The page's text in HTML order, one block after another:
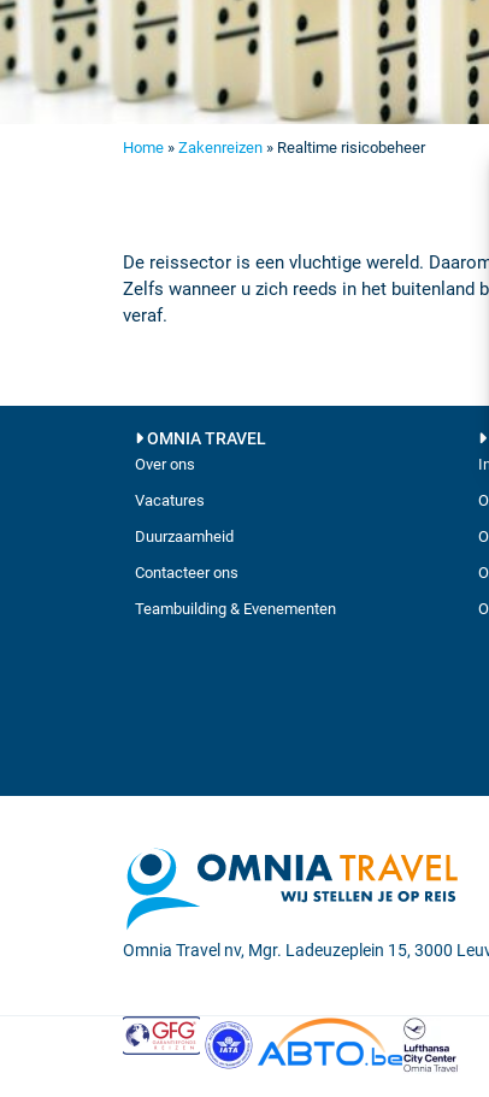
Home » Zakenreizen » Realtime risicobeheer
De reissector is een vluchtige wereld.
Zelfs wanneer u zich reeds in het
veraf.
OMNIA TRAVEL
Over ons
Vacatures
Duurzaamheid
Contacteer ons
Teambuilding & Evenementen
Omnia Travel nv, Mgr. Ladeuzeplein 15, 3000